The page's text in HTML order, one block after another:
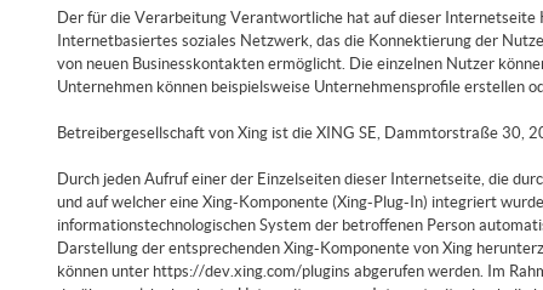
Der für die Verarbeitung Verantwortliche hat auf dieser Internetseite
Internetbasiertes soziales Netzwerk, das die Konnektierung der
von neuen Businesskontakten ermöglicht. Die einzelnen Nutzer
Unternehmen können beispielsweise Unternehmensprofile erstellen
Betreibergesellschaft von Xing ist die XING SE, Dammtorstraße 30,
Durch jeden Aufruf einer der Einzelseiten dieser Internetseite, die
und auf welcher eine Xing-Komponente (Xing-Plug-In) integriert
informationstechnologischen System der betroffenen Person
Darstellung der entsprechenden Xing-Komponente von Xing
können unter https://dev.xing.com/plugins abgerufen werden. Im